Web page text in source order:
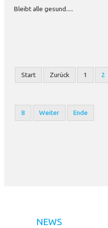
Bleibt alle gesund.....
Start Zurück 1 2
8 Weiter Ende
NEWS